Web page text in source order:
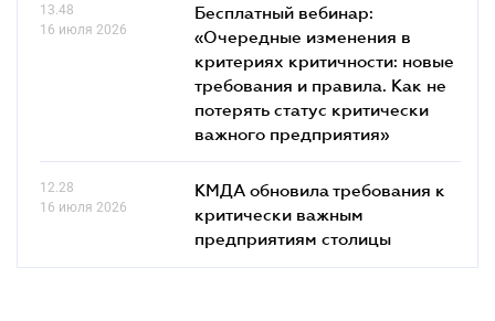
13.48
16 июля 2026
Бесплатный вебинар:
«Очередные изменения в
критериях критичности: новые
требования и правила. Как не
потерять статус критически
важного предприятия»
12.28
16 июля 2026
КМДА обновила требования к
критически важным
предприятиям столицы